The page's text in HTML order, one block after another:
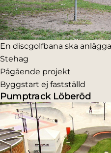
En discgolfbana ska
Stehag
Pågående projekt
Byggstart ej fastställd
Pumptrack Löberöd